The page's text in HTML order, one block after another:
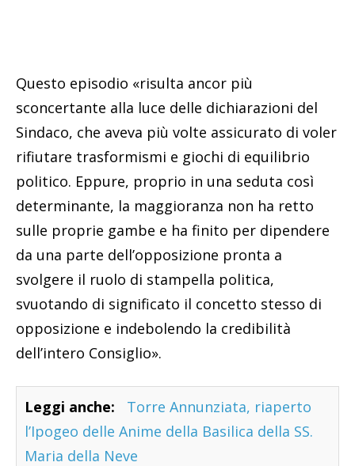
Questo episodio «risulta ancor più
sconcertante alla luce delle dichiarazioni del
Sindaco, che aveva più volte assicurato di voler
rifiutare trasformismi e giochi di equilibrio
politico. Eppure, proprio in una seduta così
determinante, la maggioranza non ha retto
sulle proprie gambe e ha finito per dipendere
da una parte dell’opposizione pronta a
svolgere il ruolo di stampella politica,
svuotando di significato il concetto stesso di
opposizione e indebolendo la credibilità
dell’intero Consiglio».
Leggi anche:
Torre Annunziata, riaperto
l’Ipogeo delle Anime della Basilica della SS.
Maria della Neve